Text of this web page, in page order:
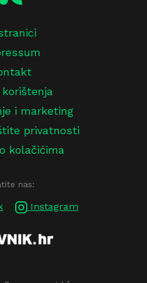
i marketing
privatnosti
kolačićima
nas:
Instagram